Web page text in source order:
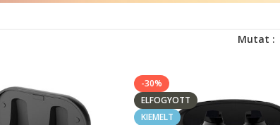
Mutat
-30%
ELFOGYOTT
KIEMELT